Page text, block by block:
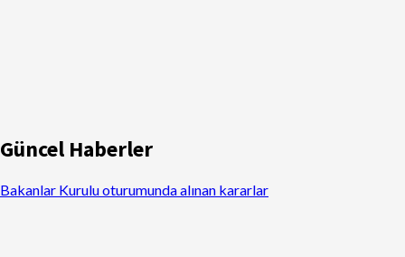
Güncel Haberler
Bakanlar Kurulu oturumunda alınan kararlar